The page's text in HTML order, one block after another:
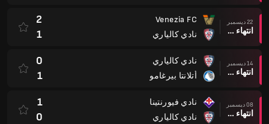
22 ديسمبر
انتهاء وقت المباراة
Venezia FC
نادي كالياري
2
1
14 ديسمبر
انتهاء وقت المباراة
نادي كالياري
أتلانتا بيرغامو
0
1
08 ديسمبر
انتهاء وقت المباراة
نادي فيورنتينا
نادي كالياري
1
0